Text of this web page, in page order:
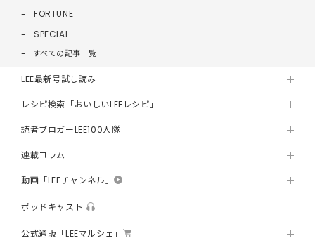
FORTUNE
SPECIAL
すべての記事一覧
LEE最新号試し読み
レシピ検索「おいしいLEEレシピ」
読者ブロガーLEE100人隊
連載コラム
動画「LEEチャンネル」
ポッドキャスト
公式通販「LEEマルシェ」